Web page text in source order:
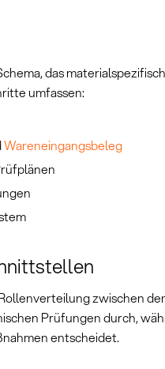
das
umfassen:
Wareneingangsbeleg
zwischen
Prüfungen durch,
entscheidet.